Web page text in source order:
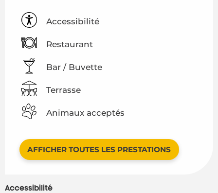
Accessibilité
Restaurant
Bar / Buvette
Terrasse
Animaux acceptés
AFFICHER TOUTES LES PRESTATIONS
Accessibilité